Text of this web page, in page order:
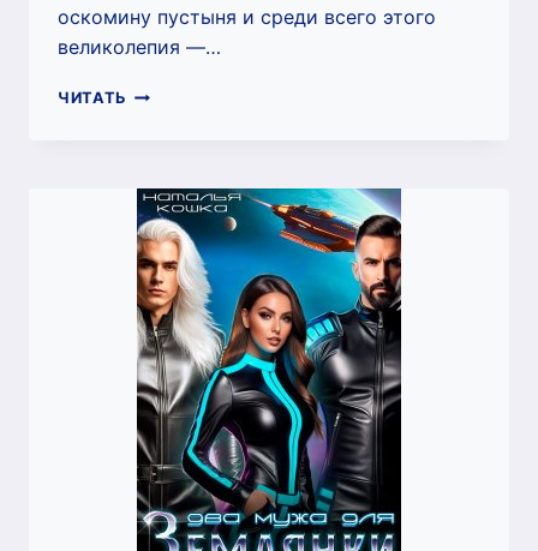
оскомину пустыня и среди всего этого
великолепия —…
ЧИТАТЬ ЛЮБИМАЯ
КОШКА)